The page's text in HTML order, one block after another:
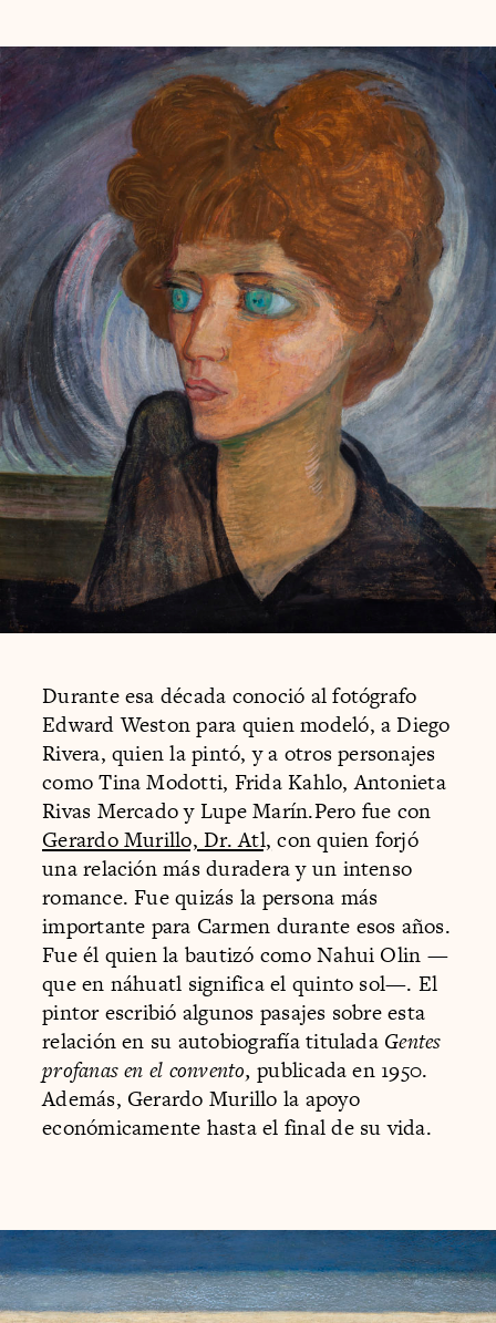
Durante esa década conoció al fotógrafo
Edward Weston para quien modeló, a Diego
Rivera, quien la pintó, y a otros personajes
como Tina Modotti, Frida Kahlo, Antonieta
Rivas Mercado y Lupe Marín.Pero fue con
Gerardo Murillo, Dr. Atl, con quien forjó
una relación más duradera y un intenso
romance. Fue quizás la persona más
importante para Carmen durante esos años.
Fue él quien la bautizó como Nahui Olin —
que en náhuatl significa el quinto sol—. El
pintor escribió algunos pasajes sobre esta
relación en su autobiografía titulada Gentes
profanas en el convento,publicada en 1950.
Además, Gerardo Murillo la apoyo
económicamente hasta el final de su vida.